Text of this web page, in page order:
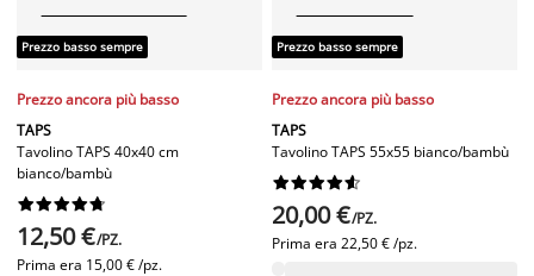
Prezzo basso sempre
Prezzo ancora più basso
TAPS
Tavolino TAPS 40x40 cm
bianco/bambù






12,50 €/PZ.
Prima era 15,00 € /pz.
Prezzo basso sempre
Prezzo ancora più basso
TAPS
Tavolino TAPS 55x55 bianco/bambù






20,00 €/PZ.
Prima era 22,50 € /pz.